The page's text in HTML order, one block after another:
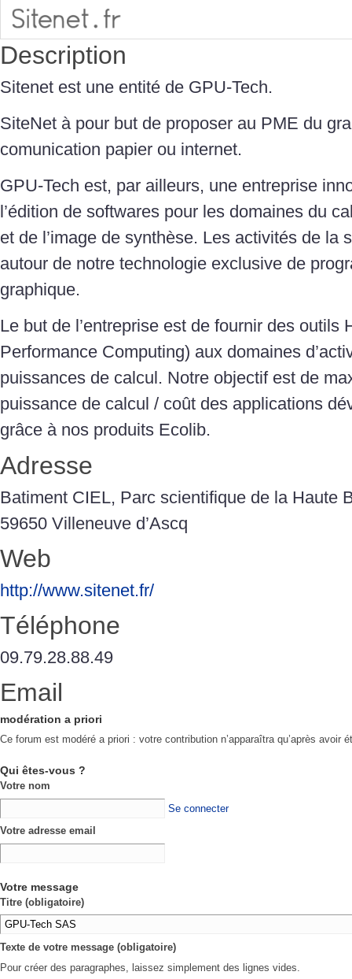
Description
Sitenet est une entité de GPU-Tech.
SiteNet à pour but de proposer au PME du
comunication papier ou internet.
GPU-Tech est, par ailleurs, une entreprise
l’édition de softwares pour les domaines du
et de l’image de synthèse. Les activités de la
autour de notre technologie exclusive de
graphique.
Le but de l’entreprise est de fournir des outils
Performance Computing) aux domaines
puissances de calcul. Notre objectif est de
puissance de calcul / coût des applications
grâce à nos produits Ecolib.
Adresse
Batiment CIEL, Parc scientifique de la Haute
59650 Villeneuve d’Ascq
Web
http://www.sitenet.fr/
Téléphone
09.79.28.88.49
Email
modération a priori
Ce forum est modéré a priori : votre contribution n’apparaîtra qu’après avoir
Qui êtes-vous ?
Votre nom
Se connecter
Votre adresse email
Votre message
Titre (obligatoire)
Texte de votre message (obligatoire)
Pour créer des paragraphes, laissez simplement des lignes vides.